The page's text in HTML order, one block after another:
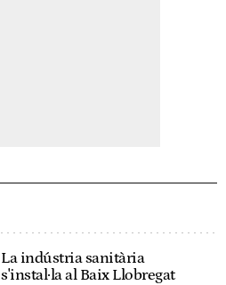
La indústria sanitària
s'instal·la al Baix Llobregat